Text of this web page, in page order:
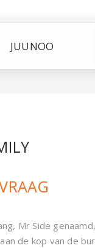
JUUNOO
Mr Side
de kop van de